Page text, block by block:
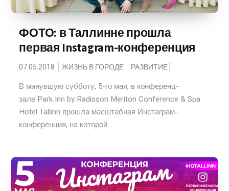
ФОТО: в Таллинне прошла
первая Instagram-конференция
07.05.2018 ЖИЗНЬ В ГОРОДЕ РАЗВИТИЕ
В минувшую субботу, 5-го мая, в конференц-
зале Park Inn by Radisson Meriton Conference & Spa
Hotel Tallinn прошла масштабная Инстаграм-
конференция, на которой...